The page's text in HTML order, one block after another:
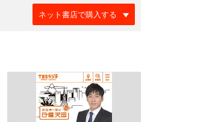
ネット書店で購入する